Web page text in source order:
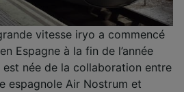
vitesse iryo a commencé
Espagne à la fin de l’année
née de la collaboration entre
espagnole Air Nostrum et